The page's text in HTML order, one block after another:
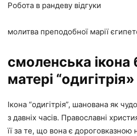
Робота в рандеву відгуки
молитва преподобної марії
смоленська ікона
матері “одигітрія»
Ікона “одигітрія”, шанована як
з давніх часів. Православні
її за те, що вона є